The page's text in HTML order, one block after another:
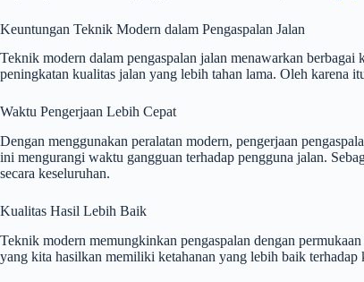
Keuntungan Teknik Modern dalam Pengaspalan Jalan
Teknik modern dalam pengaspalan jalan menawarkan
peningkatan kualitas jalan yang lebih tahan lama. Oleh karena
Waktu Pengerjaan Lebih Cepat
Dengan menggunakan peralatan modern, pengerjaan
ini mengurangi waktu gangguan terhadap pengguna jalan.
secara keseluruhan.
Kualitas Hasil Lebih Baik
Teknik modern memungkinkan pengaspalan dengan
yang kita hasilkan memiliki ketahanan yang lebih baik